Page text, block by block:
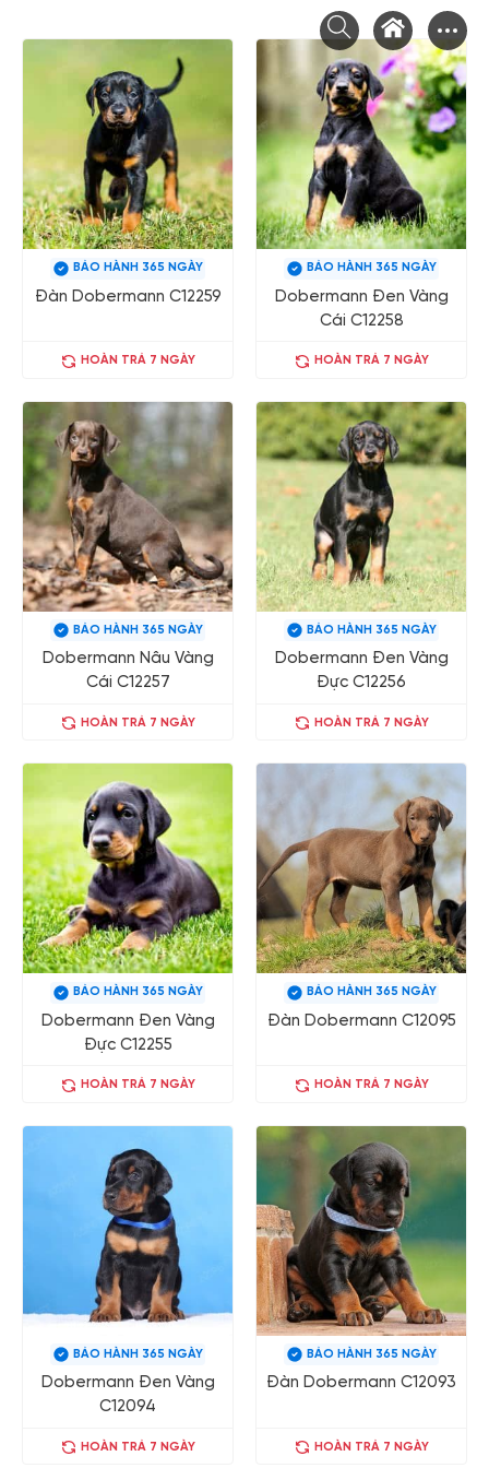
BẢO HÀNH 365 NGÀY
Đàn Dobermann C12259
HOÀN TRẢ 7 NGÀY
BẢO HÀNH 365 NGÀY
Dobermann Đen Vàng
Cái C12258
HOÀN TRẢ 7 NGÀY
BẢO HÀNH 365 NGÀY
Dobermann Nâu Vàng
Cái C12257
HOÀN TRẢ 7 NGÀY
BẢO HÀNH 365 NGÀY
Dobermann Đen Vàng
Đực C12256
HOÀN TRẢ 7 NGÀY
BẢO HÀNH 365 NGÀY
Dobermann Đen Vàng
Đực C12255
HOÀN TRẢ 7 NGÀY
BẢO HÀNH 365 NGÀY
Đàn Dobermann C12095
HOÀN TRẢ 7 NGÀY
BẢO HÀNH 365 NGÀY
Dobermann Đen Vàng
C12094
HOÀN TRẢ 7 NGÀY
BẢO HÀNH 365 NGÀY
Đàn Dobermann C12093
HOÀN TRẢ 7 NGÀY